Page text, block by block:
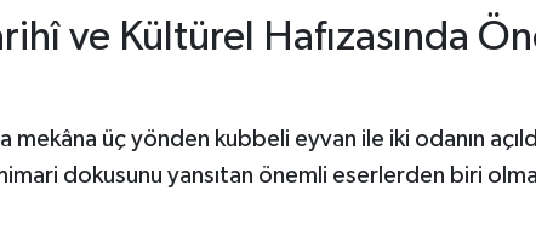
ve Kültürel Hafızasında
mekâna üç yönden kubbeli eyvan ile iki odanın
dokusunu yansıtan önemli eserlerden biri olma